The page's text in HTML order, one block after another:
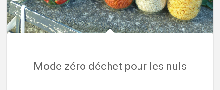
Mode zéro déchet pour les nuls